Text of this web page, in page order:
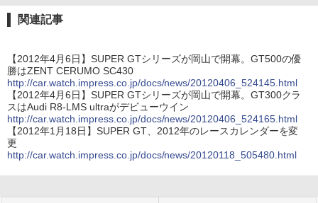
関連記事
【2012年4月6日】SUPER GTシリーズが岡山で開幕。GT500の優
勝はZENT CERUMO SC430
http://car.watch.impress.co.jp/docs/news/20120406_524145.html
【2012年4月6日】SUPER GTシリーズが岡山で開幕。GT300クラ
スはAudi R8-LMS ultraがデビューウイン
http://car.watch.impress.co.jp/docs/news/20120406_524165.html
【2012年1月18日】SUPER GT、2012年のレースカレンダーを変
更
http://car.watch.impress.co.jp/docs/news/20120118_505480.html